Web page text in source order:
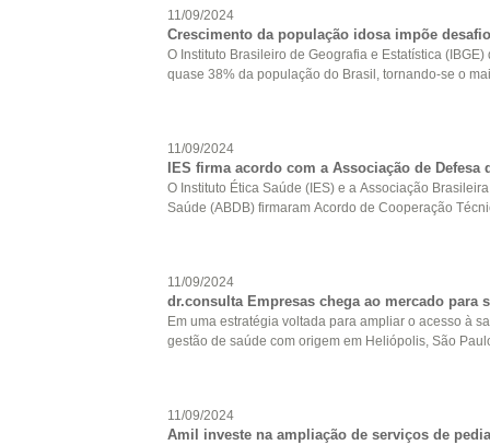
11/09/2024
Crescimento da população idosa impõe
O Instituto Brasileiro de Geografia e Estatística
quase 38% da população do Brasil, tornando-se o
11/09/2024
IES firma acordo com a Associação de
O Instituto Ética Saúde (IES) e a Associação
Saúde (ABDB) firmaram Acordo de Cooperação
11/09/2024
dr.consulta Empresas chega ao mercado para
Em uma estratégia voltada para ampliar o acesso à
gestão de saúde com origem em Heliópolis, São
11/09/2024
Amil investe na ampliação de serviços de